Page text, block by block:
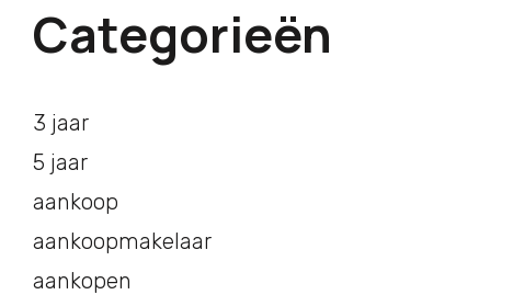
Categorieën
3 jaar
5 jaar
aankoop
aankoopmakelaar
aankopen